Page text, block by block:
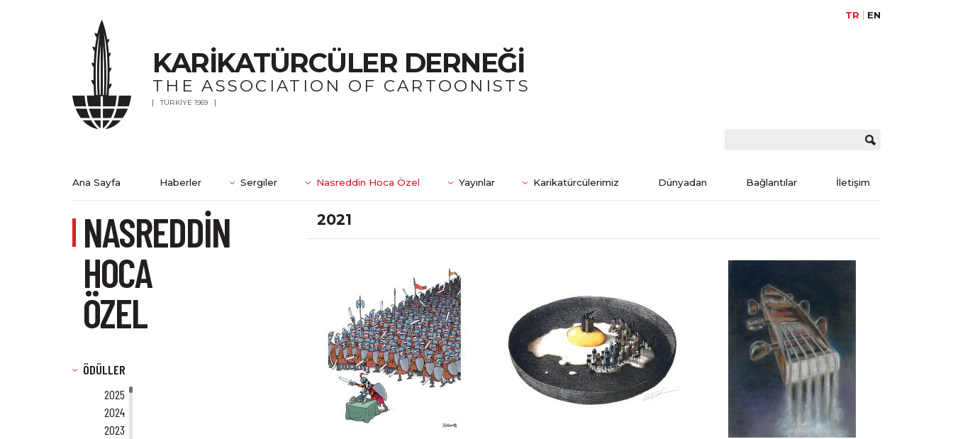
TR EN
KARİKATÜRCÜLER DERNEĞİ
THE ASSOCIATION OF CARTOONISTS
TÜRKİYE 1969
Ana Sayfa Haberler Sergiler Nasreddin Hoca Özel Yayınlar Karikatürcülerimiz Dünyadan Bağlantılar İletişim
NASREDDİN
HOCA
ÖZEL
ÖDÜLLER
2025
2024
2023
2021